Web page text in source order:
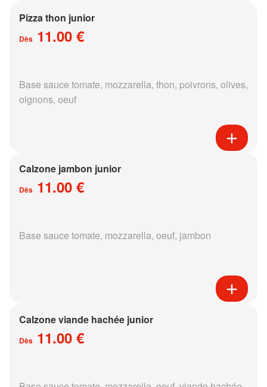
Pizza thon junior
Dès 11.00 €
Base sauce tomate, mozzarella, thon, poivrons, olives,
oignons, oeuf
Calzone jambon junior
Dès 11.00 €
Base sauce tomate, mozzarella, oeuf, jambon
Calzone viande hachée junior
Dès 11.00 €